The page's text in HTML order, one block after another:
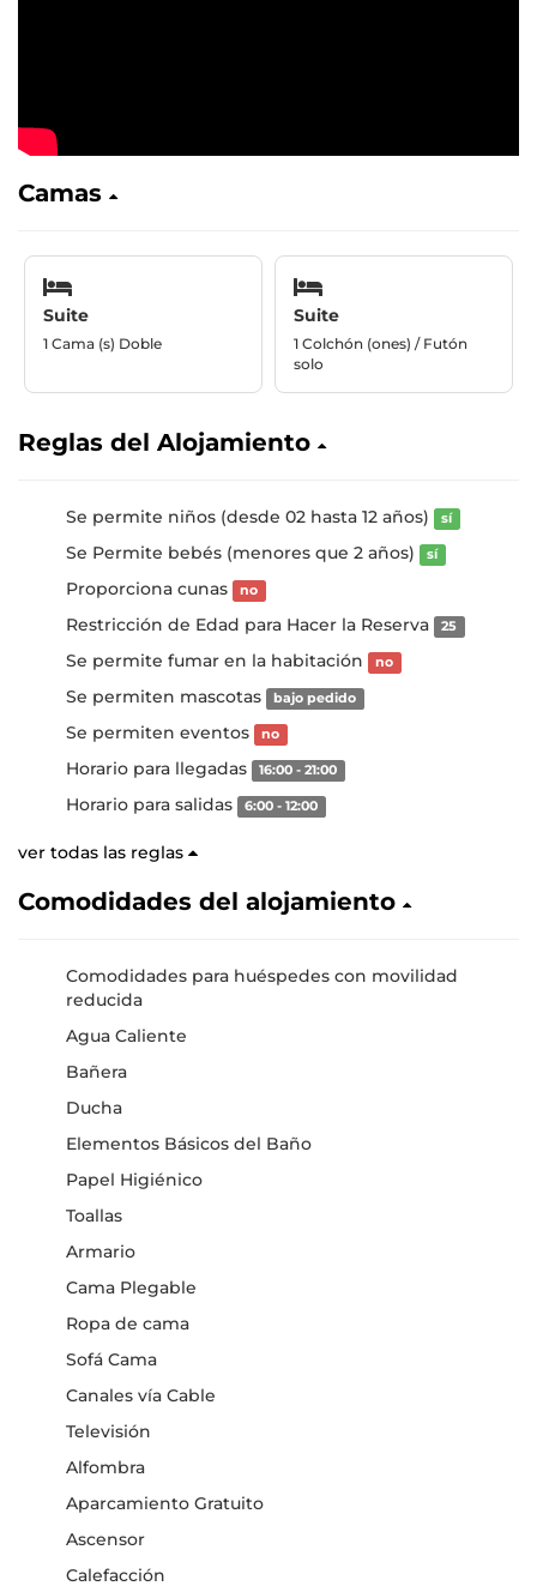
Camas
Suite
1 Cama (s) Doble
Suite
1 Colchón (ones) / Futón
solo
Reglas del Alojamiento
Se permite niños (desde 02 hasta 12 años) sí
Se Permite bebés (menores que 2 años) sí
Proporciona cunas no
Restricción de Edad para Hacer la Reserva 25
Se permite fumar en la habitación no
Se permiten mascotas bajo pedido
Se permiten eventos no
Horario para llegadas 16:00 - 21:00
Horario para salidas 6:00 - 12:00
ver todas las reglas
Comodidades del alojamiento
Comodidades para huéspedes con movilidad
reducida
Agua Caliente
Bañera
Ducha
Elementos Básicos del Baño
Papel Higiénico
Toallas
Armario
Cama Plegable
Ropa de cama
Sofá Cama
Canales vía Cable
Televisión
Alfombra
Aparcamiento Gratuito
Ascensor
Calefacción